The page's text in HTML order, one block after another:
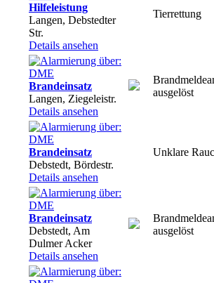
Hilfeleistung
Langen, Debstedter
Str.
Details ansehen
Tierrettung
Brandeinsatz
Langen, Ziegeleistr.
Details ansehen
ausgelöst
Brandeinsatz
Debstedt, Bördestr.
Details ansehen
Unklare
Brandeinsatz
Debstedt, Am
Dulmer Acker
Details ansehen
ausgelöst